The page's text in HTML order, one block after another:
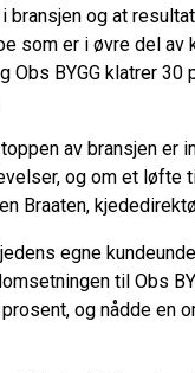
bransjen og at
som er i øvre del
Obs BYGG klatrer
av bransjen er
og om et løfte
Braaten,
egne
til Obs
og nådde en